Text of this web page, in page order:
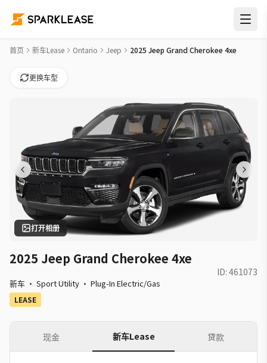
2025 Jeep Grand Cherokee 4xe 4x4 Car Lease Deals in
首页 新车Lease Ontario Jeep 2025 Jeep Grand Cherokee 4xe
更换车型
打开相册
2025 Jeep Grand Cherokee 4xe
ID: 461073
新车 · Sport Utility · Plug-In Electric/Gas
LEASE
现金 新车Lease 贷款